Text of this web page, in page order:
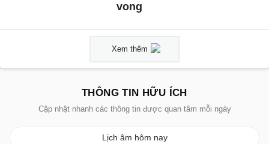
vong
Xem thêm
THÔNG TIN HỮU ÍCH
Cập nhật nhanh các thông tin được quan tâm mỗi ngày
Lịch âm hôm nay